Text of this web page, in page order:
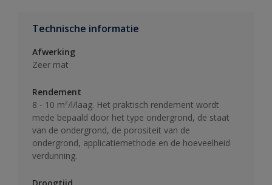
Technische informatie
Afwerking
Zeer mat
Rendement
8 - 10 m²/l/laag. Het praktisch rendement wordt
mede bepaald door het type ondergrond, de staat
van de ondergrond, de porositeit van de
ondergrond, applicatiemethode en de hoeveelheid
verdunning.